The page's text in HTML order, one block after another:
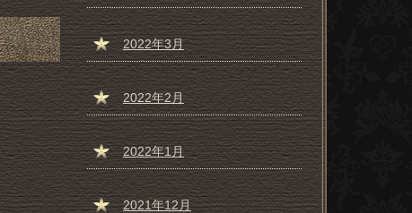
2022年3月
2022年2月
2022年1月
2021年12月